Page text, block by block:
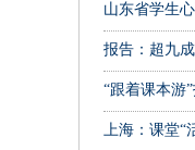
山东省学生
报告：超九
“跟着课本游
上海：课堂“